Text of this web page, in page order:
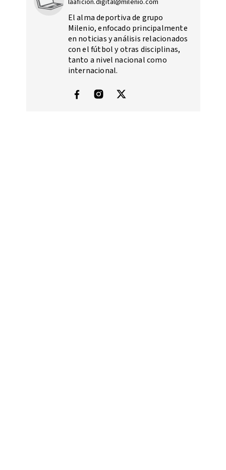
El alma deportiva de grupo
Milenio, enfocado principalmente
en noticias y análisis relacionados
con el fútbol y otras disciplinas,
tanto a nivel nacional como
internacional.